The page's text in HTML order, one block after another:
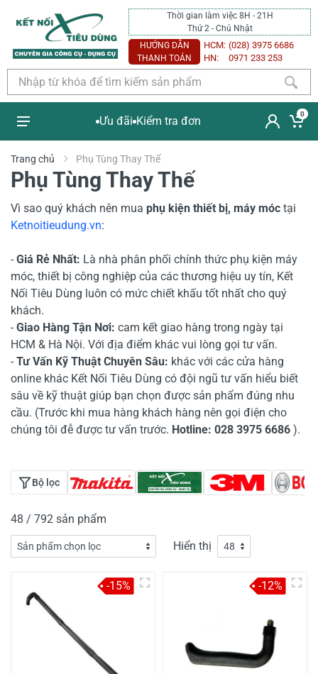
Thời gian làm việc 8H - 21H
Thứ 2 - Chủ Nhật
HƯỚNG DẪN
THANH TOÁN
HCM: (028) 3975 6686
HN:
0971 233 253
Ưu đãi Kiểm tra đơn
0
Trang chủ Phụ Tùng Thay Thế
Phụ Tùng Thay Thế
Vì sao quý khách nên mua phụ kiện thiết bị, máy móc tại
Ketnoitieudung.vn:
- Giá Rẻ Nhất: Là nhà phân phối chính thức phụ kiện máy
móc, thiết bị công nghiệp của các thương hiệu uy tín, Kết
Nối Tiêu Dùng luôn có mức chiết khấu tốt nhất cho quý
khách.
- Giao Hàng Tận Nơi: cam kết giao hàng trong ngày tại
HCM & Hà Nội. Với địa điểm khác vui lòng gọi tư vấn.
- Tư Vấn Kỹ Thuật Chuyên Sâu: khác với các cửa hàng
online khác Kết Nối Tiêu Dùng có đội ngũ tư vấn hiểu biết
sâu về kỹ thuật giúp bạn chọn được sản phẩm đúng nhu
cầu. (Trước khi mua hàng khách hàng nên gọi điện cho
chúng tôi đễ được tư vấn trước. Hotline: 028 3975 6686 ).
Bộ lọc
48 / 792 sản phẩm
Hiển thị
-15% -12%